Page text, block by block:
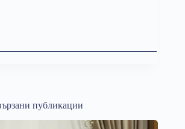
публикации